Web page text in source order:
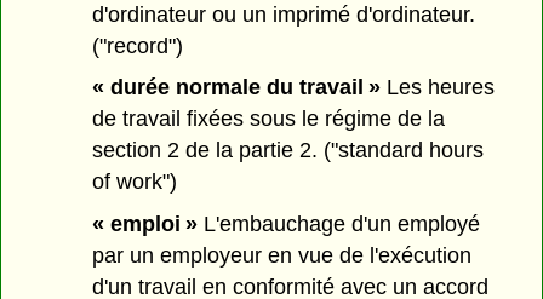
d'ordinateur ou un imprimé d'ordinateur.
("record")
« durée normale du travail » Les heures
de travail fixées sous le régime de la
section 2 de la partie 2. ("standard hours
of work")
« emploi » L'embauchage d'un employé
par un employeur en vue de l'exécution
d'un travail en conformité avec un accord